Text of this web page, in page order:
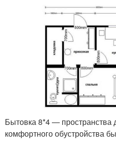
Бытовка 8*4 — пространства
комфортного обустройства